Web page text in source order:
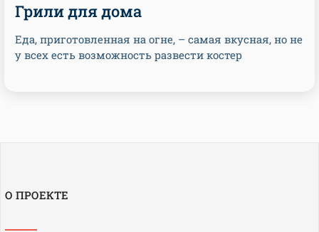
Грили для дома
Еда, приготовленная на огне, – самая вкусная, но не
у всех есть возможность развести костер
О ПРОЕКТЕ